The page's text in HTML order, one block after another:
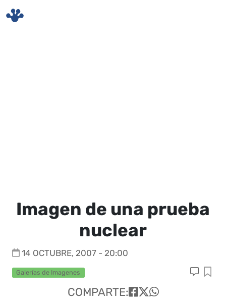
Imagen de una prueba
nuclear
14 OCTUBRE, 2007 - 20:00
Galerías de Imagenes
COMPARTE: